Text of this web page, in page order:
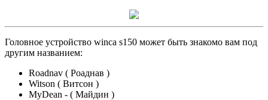
Головное устройство winca s150 может быть знакомо вам под
другим названием:
Roadnav ( Роаднав )
Witson ( Витсон )
MyDean - ( Майдин )